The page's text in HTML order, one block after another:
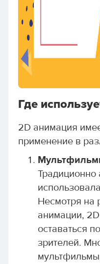
Где
2D анимация
применение в
Традиционно
Несмотря на
анимации,
оставаться
зрителей.